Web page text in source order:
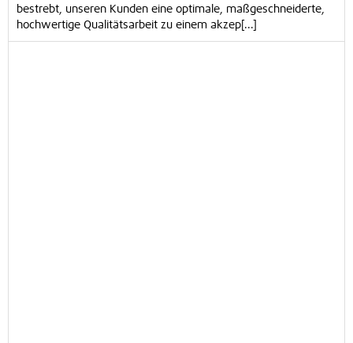
bestrebt, unseren Kunden eine optimale, maßgeschneiderte,
hochwertige Qualitätsarbeit zu einem akzep[...]